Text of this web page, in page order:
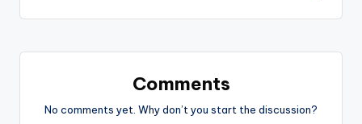
Comments
No comments yet. Why don’t you start the discussion?